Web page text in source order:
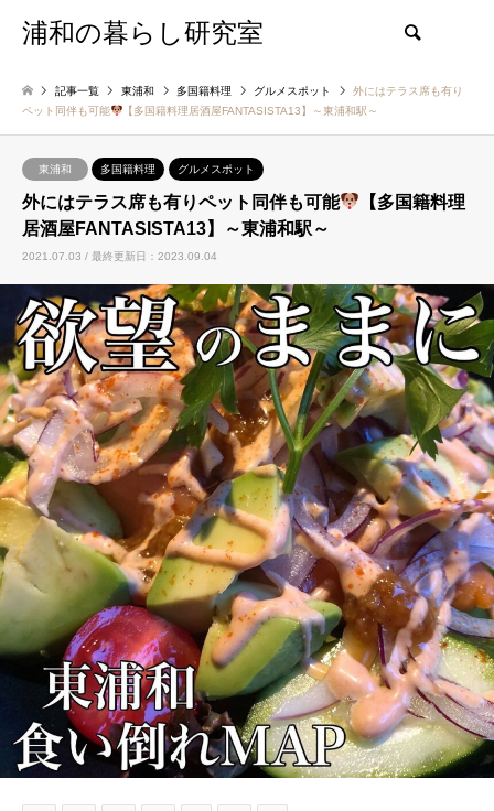
浦和の暮らし研究室
記事一覧 東浦和 多国籍料理 グルメスポット
外にはテラス席も有り
ペット同伴も可能
【多国籍料理居酒屋FANTASISTA13】～東浦和駅～
東浦和 多国籍料理 グルメスポット
外にはテラス席も有りペット同伴も可能
【多国籍料理
居酒屋FANTASISTA13】～東浦和駅～
2021.07.03 / 最終更新日：2023.09.04